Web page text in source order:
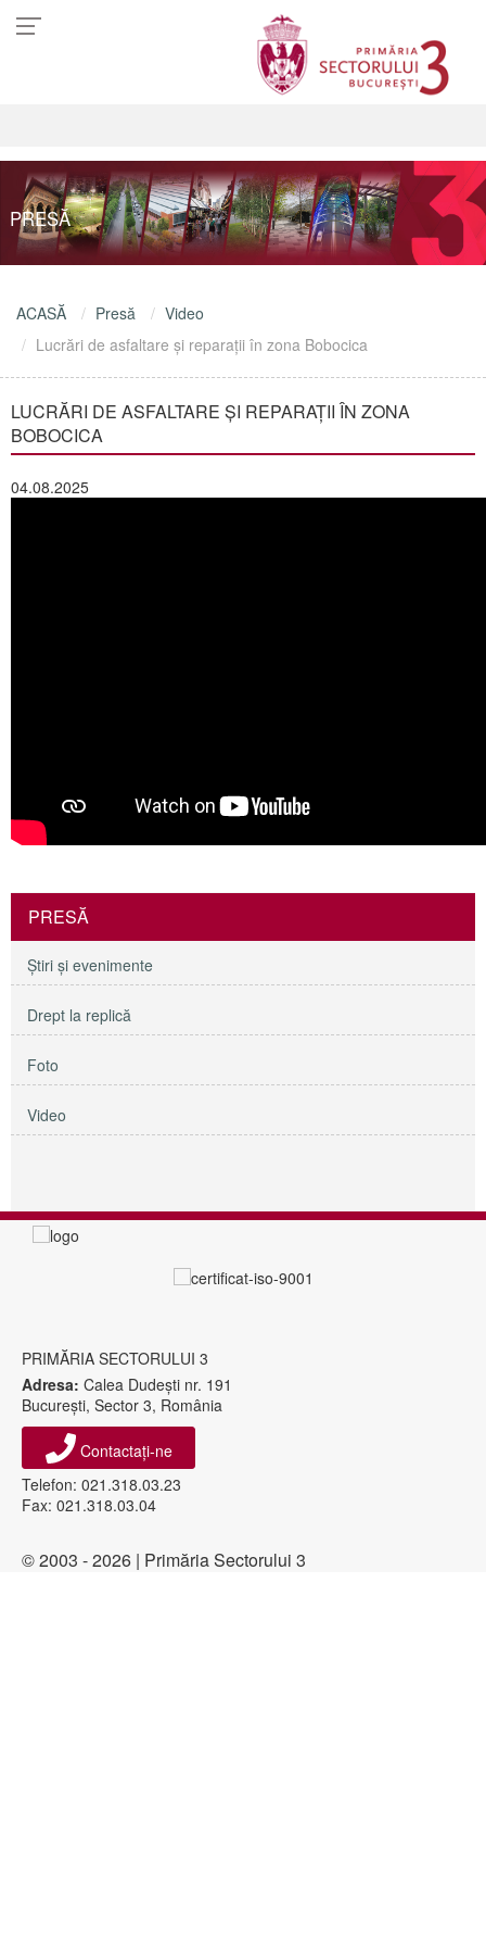
PRESĂ
ACASĂ Presă
Video
Lucrări de asfaltare și reparații în zona Bobocica
LUCRĂRI DE ASFALTARE ȘI REPARAȚII ÎN ZONA
BOBOCICA
04.08.2025
PRESĂ
Ştiri şi evenimente
Drept la replică
Foto
Video
PRIMĂRIA SECTORULUI 3
Adresa: Calea Dudeşti nr. 191
Bucureşti, Sector 3, România
Contactați-ne
Telefon: 021.318.03.23
Fax: 021.318.03.04
© 2003 - 2026 | Primăria Sectorului 3